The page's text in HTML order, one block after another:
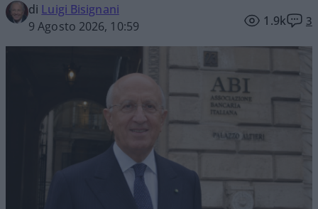
di Luigi Bisignani
9 Agosto 2026, 10:59
1.9k 3